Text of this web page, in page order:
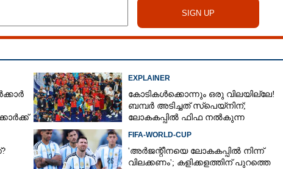
EXPLAINER
കോടികൾക്കൊന്നും ഒരു വിലയില്ലേ!
ബമ്പർ അടിച്ചത് സ്‌പെയ്നിന്;
ലോകകപ്പിൽ ഫിഫ നൽകുന്ന
FIFA-WORLD-CUP
'അർജന്റീനയെ ലോകകപ്പിൽ നിന്ന്
വിലക്കണം'; കളിക്കളത്തിന് പുറത്തെ